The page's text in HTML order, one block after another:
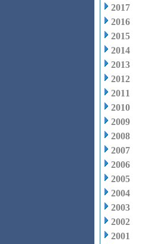
2017
2016
2015
2014
2013
2012
2011
2010
2009
2008
2007
2006
2005
2004
2003
2002
2001